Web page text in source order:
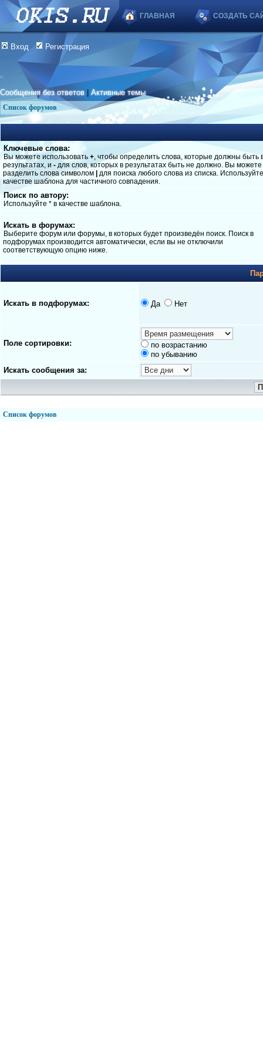
ГЛАВНАЯ СОЗДАТЬ
Вход Регистрация
Сообщения без ответов |Активные темы
Список форумов
Ключевые слова:
Вы можете использовать +, чтобы определить слова, которые должны быть
результатах, и - для слов, которых в результатах быть не должно. Вы можете
разделить слова символом
для поиска любого слова из списка.
качестве шаблона для частичного совпадения.
Поиск по автору:
Используйте * в качестве шаблона.
Искать в форумах:
Выберите форум или форумы, в которых будет произведён поиск. Поиск в
подфорумах производится автоматически, если вы не отключили
соответствующую опцию ниже.
Искать в подфорумах: Да Нет
Поле сортировки:
по возрастанию
по убыванию
Искать сообщения за:
Список форумов